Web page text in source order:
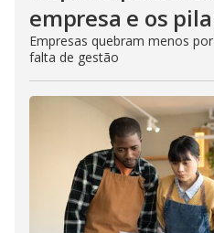
empresa e os
Empresas quebram menos
falta de gestão